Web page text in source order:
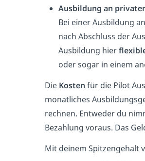
Ausbildung an
Bei einer Ausbildung
nach Abschluss der
Ausbildung hier
oder sogar in einem
Die Kosten für die Pilot
monatliches
rechnen. Entweder du
Bezahlung voraus. Das
Mit deinem Spitzengehalt